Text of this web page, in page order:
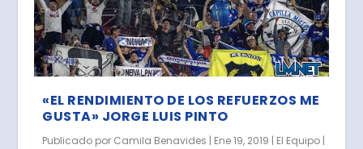
«EL RENDIMIENTO DE LOS REFUERZOS ME
GUSTA» JORGE LUIS PINTO
Publicado por Camila Benavides | Ene 19, 2019 | El Equipo |